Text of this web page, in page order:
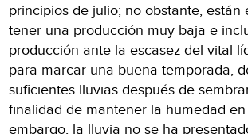
principios de julio; no obstante, están
tener una producción muy baja e
producción ante la escasez del vital
para marcar una buena temporada,
suficientes lluvias después de
finalidad de mantener la humedad
embargo, la lluvia no se ha